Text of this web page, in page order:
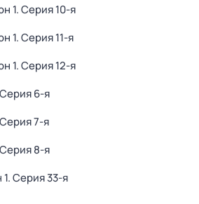
1. Серия 10-я
1. Серия 11-я
1. Серия 12-я
6-я
7-я
8-я
. Серия 33-я